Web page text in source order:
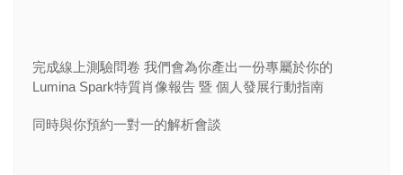
完成線上測驗問卷 我們會為你產出一份專屬於你的
Lumina Spark特質肖像報告 暨 個人發展行動指南
同時與你預約一對一的解析會談